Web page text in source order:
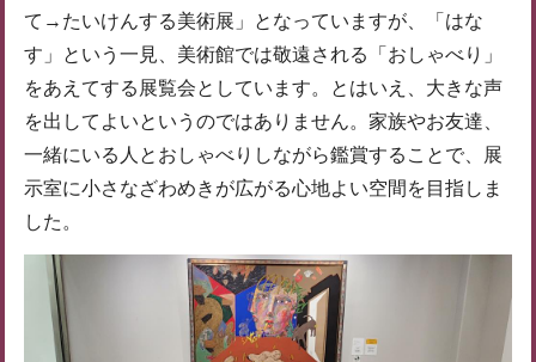
て→たいけんする美術展」となっていますが、「はな
す」という一見、美術館では敬遠される「おしゃべり」
をあえてする展覧会としています。とはいえ、大きな声
を出してよいというのではありません。家族やお友達、
一緒にいる人とおしゃべりしながら鑑賞することで、展
示室に小さなざわめきが広がる心地よい空間を目指しま
した。